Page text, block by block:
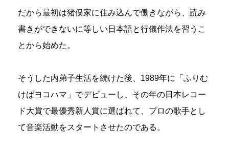
だから最初は猪俣家に住み込んで働きながら、読み
書きができないに等しい日本語と行儀作法を習うこ
とから始めた。
そうした内弟子生活を続けた後、1989年に「ふりむ
けばヨコハマ」でデビューし、その年の日本レコー
ド大賞で最優秀新人賞に選ばれて、プロの歌手とし
て音楽活動をスタートさせたのである。